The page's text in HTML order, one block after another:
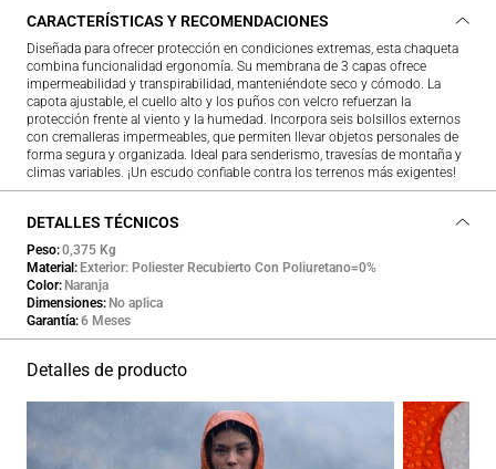
CARACTERÍSTICAS Y RECOMENDACIONES
Diseñada para ofrecer protección en condiciones extremas, esta chaqueta
combina funcionalidad ergonomía. Su membrana de 3 capas ofrece
impermeabilidad y transpirabilidad, manteniéndote seco y cómodo. La
capota ajustable, el cuello alto y los puños con velcro refuerzan la
protección frente al viento y la humedad. Incorpora seis bolsillos externos
con cremalleras impermeables, que permiten llevar objetos personales de
forma segura y organizada. Ideal para senderismo, travesías de montaña y
climas variables. ¡Un escudo confiable contra los terrenos más exigentes!
DETALLES TÉCNICOS
Peso 0,375 Kg
Material
Exterior: Poliester Recubierto Con Poliuretano=0%
Color Naranja
Dimensiones No aplica
Garantía 6 Meses
Detalles de producto